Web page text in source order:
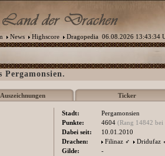
News Highscore Dragopedia 06.08.2026 13:43:34
Auszeichnungen Ticker
Stadt:
Pergamonsien
Punkte:
4604 (Rang 14842
Dabei seit:
10.01.2010
Drachen:
Filinaz ♂ Dridufaz
Gilde:
-